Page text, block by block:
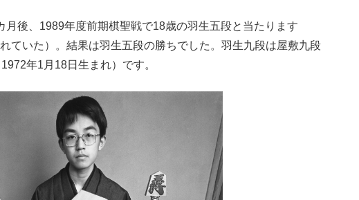
後、1989年度前期棋聖戦で18歳の羽生五段と当たります
ていた）。結果は羽生五段の勝ちでした。羽生九段は屋敷九段
年1月18日生まれ）です。